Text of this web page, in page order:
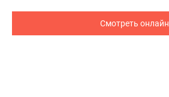
Смотреть онлайн